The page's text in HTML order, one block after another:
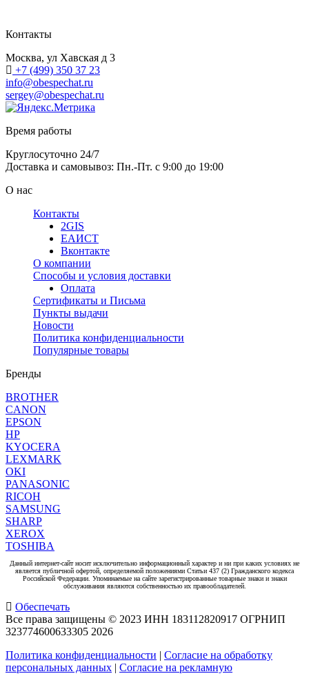
Контакты
Москва, ул Хавская д 3
+7 (499) 350 37 23
info@obespechat.ru
sergey@obespechat.ru
Время работы
Круглосуточно 24/7
Доставка и самовывоз: Пн.-Пт. с 9:00 до 19:00
О нас
Контакты
2GIS
ЕАИСТ
Вконтакте
О компании
Способы и условия доставки
Оплата
Сертификаты и Письма
Пункты выдачи
Новости
Политика конфиденциальности
Популярные товары
Бренды
BROTHER
CANON
EPSON
HP
KYOCERA
LEXMARK
OKI
PANASONIC
RICOH
SAMSUNG
SHARP
XEROX
TOSHIBA
Данный интернет-сайт носит исключительно информационный характер и ни при каких условиях не
является публичной офертой, определяемой положениями Статьи 437 (2) Гражданского кодекса
Российской Федерации. Упоминаемые на сайте зарегистрированные товарные знаки и знаки
обслуживания являются собственностью их правообладателей.
Обеспечать
Все права защищены © 2023 ИНН 183112820917 ОГРНИП
323774600633305 2026
Политика конфиденциальности | Согласие на обработку
персональных данных | Согласие на рекламную